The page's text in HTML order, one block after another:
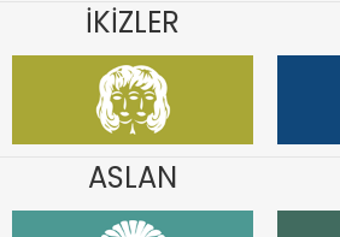
İKİZLER
ASLAN